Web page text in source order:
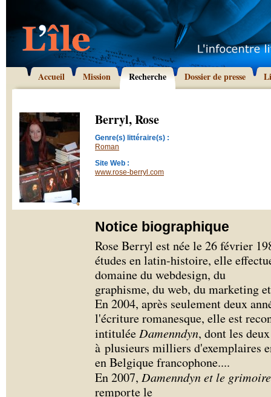
Accueil Mission Recherche Dossier de presse
Berryl, Rose
Genre(s) littéraire(s) :
Roman
Site Web :
www.rose-berryl.com
Notice biographique
Rose Berryl est née le 26 février
études en latin-histoire, elle
domaine du webdesign, du
graphisme, du web, du marketing
En 2004, après seulement deux
l'écriture romanesque, elle est
intitulée Damenndyn, dont les
à plusieurs milliers d'exemplaires
en Belgique francophone....
En 2007, Damenndyn et le
remporte le